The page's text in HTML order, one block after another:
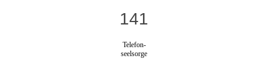
141
Telefon-
seelsorge